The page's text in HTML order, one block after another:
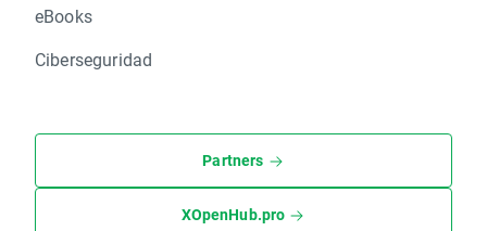
eBooks
Ciberseguridad
Partners
XOpenHub.pro